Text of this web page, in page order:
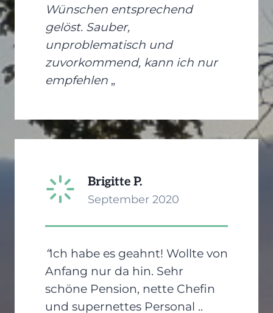
Wünschen entsprechend
gelöst. Sauber,
unproblematisch und
zuvorkommend, kann ich nur
empfehlen „
Brigitte P.
September 2020
“Ich habe es geahnt! Wollte von
Anfang nur da hin. Sehr
schöne Pension, nette Chefin
und supernettes Personal ..